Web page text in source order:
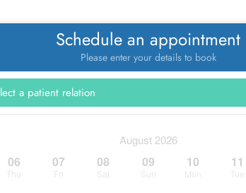
Schedule an appointment
Please enter your details to book
August 2026
06 07 08 09 10 11